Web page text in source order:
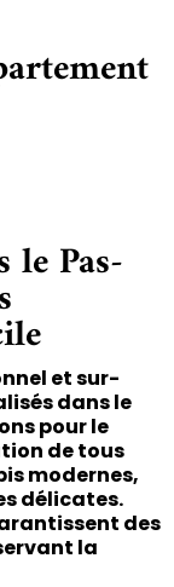
le Pas-
et sur-
dans le
pour le
de tous
modernes,
délicates.
des
la